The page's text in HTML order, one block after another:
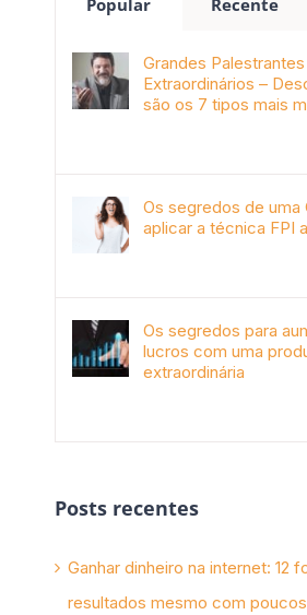
Popular Recente
Grandes Palestrantes
Extraordinários –
são os 7 tipos mais
Os segredos de uma
aplicar a técnica FPI
Os segredos para
lucros com uma
extraordinária
Posts recentes
Ganhar dinheiro na internet: 12
resultados mesmo com